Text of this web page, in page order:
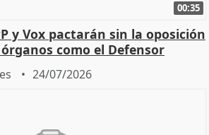
00:35
y Vox pactarán sin la oposición
como el Defensor
24/07/2026